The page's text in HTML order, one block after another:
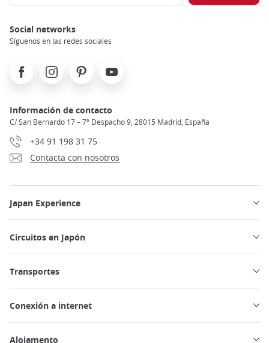
Social networks
Síguenos en las redes sociales
FacebookInstagramPinterest Youtube
Información de contacto
C/ San Bernardo 17 – 7º Despacho 9, 28015 Madrid, España
+34 91 198 31 75
Contacta con nosotros
Japan Experience
Circuitos en Japón
Transportes
Conexión a internet
Alojamento